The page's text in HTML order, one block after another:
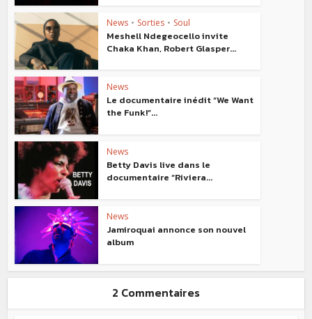
News • Sorties • Soul
Meshell Ndegeocello invite
Chaka Khan, Robert Glasper...
News
Le documentaire inédit “We Want
the Funk!”...
News
Betty Davis live dans le
documentaire “Riviera...
News
Jamiroquai annonce son nouvel
album
2 Commentaires